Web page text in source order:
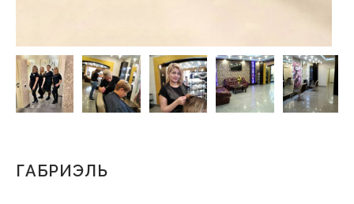
ГАБРИЭЛЬ